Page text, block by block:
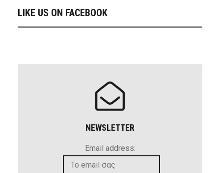
LIKE US ON FACEBOOK
NEWSLETTER
Email address: